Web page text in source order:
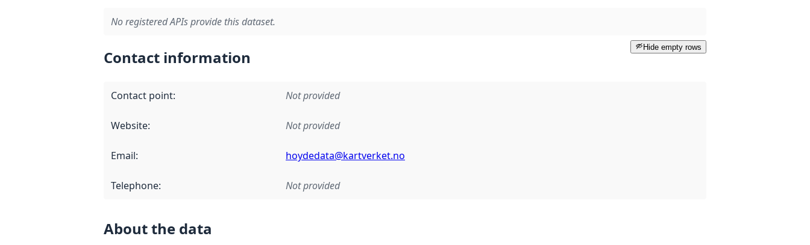
No registered APIs provide this dataset.
Hide empty rows
Contact information
Contact point: Not provided
Website: Not provided
Email: hoydedata@kartverket.no
Telephone: Not provided
About the data